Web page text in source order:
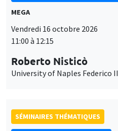
MEGA
Vendredi 16 octobre 2026
11:00 à 12:15
Roberto Nisticò
University of Naples Federico II
SÉMINAIRES THÉMATIQUES